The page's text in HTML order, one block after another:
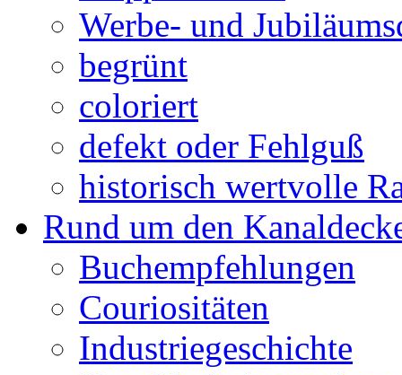
Werbe- und
begrünt
coloriert
defekt oder Fehlguß
historisch wertvolle
Rund um den
Buchempfehlungen
Couriositäten
Industriegeschichte